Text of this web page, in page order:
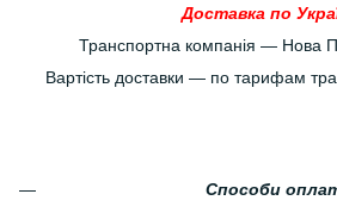
Доставка по
Транспортна компанія — Нова
Вартість доставки — по тарифам
Способи